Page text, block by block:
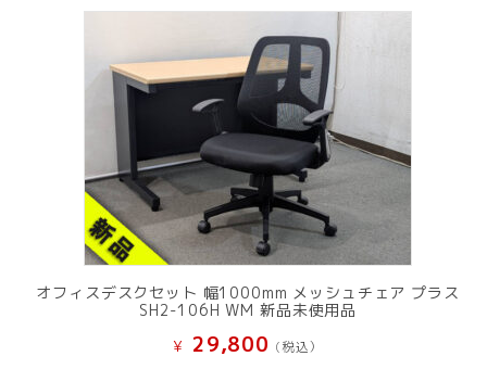
オフィスデスクセット 幅1000mm メッシュチェア プラス
SH2-106H WM 新品未使用品
¥ 29,800 (税込）